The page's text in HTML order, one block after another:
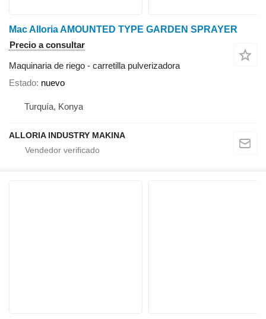
Mac Alloria AMOUNTED TYPE GARDEN SPRAYER
Precio a consultar
Maquinaria de riego - carretilla pulverizadora
Estado nuevo
Turquía, Konya
ALLORIA INDUSTRY MAKINA